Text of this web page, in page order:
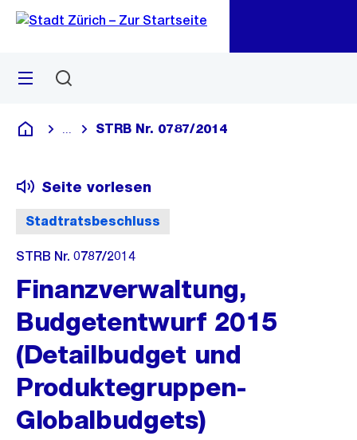
Navigation
Sprunglink
Menü
Deutsch
Blende alle Breadcrumbs ein
STRB Nr. 0787/2014
Stadtratsbeschluss
Seite vorlesen
STRB Nr. 0787/2014
Finanzverwaltung,
Budgetentwurf 2015
(Detailbudget und
Produktegruppen-
Globalbudgets)